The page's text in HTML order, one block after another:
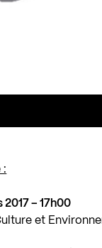
:
2017 – 17h00
et